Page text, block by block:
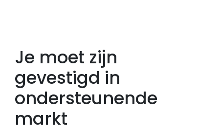
Je moet zijn
gevestigd in
ondersteunende
markt